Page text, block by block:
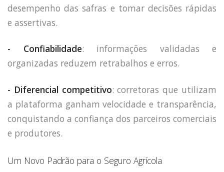
desempenho das safras e tomar decisões rápidas
e assertivas.
- Confiabilidade: informações validadas e
organizadas reduzem retrabalhos e erros.
- Diferencial competitivo: corretoras que utilizam
a plataforma ganham velocidade e transparência,
conquistando a confiança dos parceiros comerciais
e produtores.
Um Novo Padrão para o Seguro Agrícola